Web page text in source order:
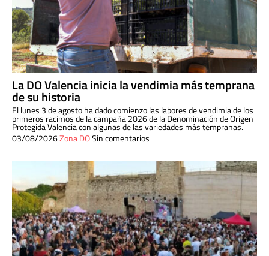
La DO Valencia inicia la vendimia más temprana
de su historia
El lunes 3 de agosto ha dado comienzo las labores de vendimia de los
primeros racimos de la campaña 2026 de la Denominación de Origen
Protegida Valencia con algunas de las variedades más tempranas.
03/08/2026Zona DOSin comentarios